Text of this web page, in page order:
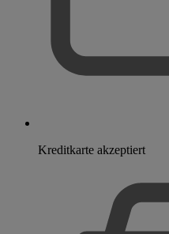
Kreditkarte akzeptiert